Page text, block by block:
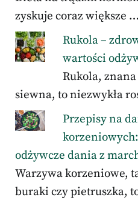
zyskuje coraz większe …
Rukola –
wartości
Rukola,
siewna, to niezwykła
Przepisy na
korzeniowych:
odżywcze dania z
Warzywa korzeniowe,
buraki czy pietruszka,